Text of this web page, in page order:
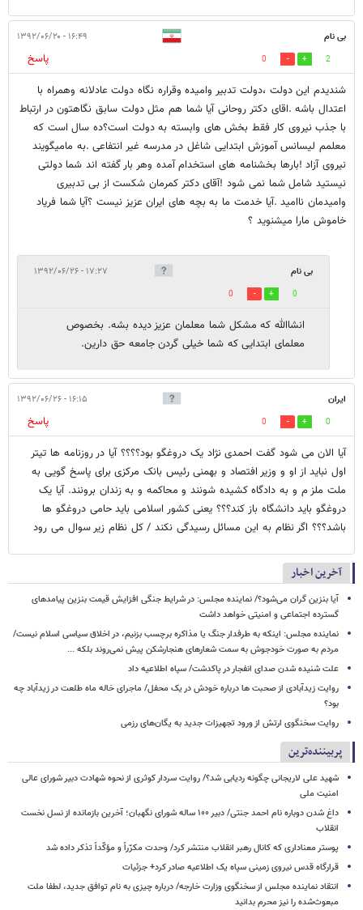
بی نام ۱۶:۴۹ - ۱۳۹۲/۰۶/۲۰
2
0
پاسخ
شندیدم این دولت ،دولت تدبیر وامیده وقراره نگاه دولت عادلانه وهمراه با
اعتدال باشه .اقای دکتر روحانی آیا شما هم مثل دولت سابق نگاهتون در ارتباط
با جذب نیروی کار فقط بخش های وابسته به دولت است؟ده سال است که
معلمم لیسانس آموزش ابتدایی شاغل در مدرسه غیر انتفاعی .به مامیگویند
نیروی آزاد !بارها بخشنامه های استخدام آمده وهر بار گفته اند شما دولتی
نیستید شامل شما نمی شود !آقای دکتر کمرمان شکست از بی تدبیری
وامیدمان ناامید .آیا خدمت ما به بچه های ایران عزیز نیست ؟آیا شما فریاد
خاموش مارا میشنوید ؟
بی نام ۱۷:۲۷ - ۱۳۹۲/۰۶/۲۶
0
0
انشاالله که مشکل شما معلمان عزیز دیده بشه. بخصوص
معلمای ابتدایی که شما خیلی گردن جامعه حق دارین.
ایران ۱۶:۱۵ - ۱۳۹۲/۰۶/۲۶
0
0
پاسخ
آیا الان می شود گفت احمدی نژاد یک دروغگو بود؟؟؟؟ آیا در روزنامه ها تیتر
اول نباید از او و وزیر افتصاد و بهمنی رئیس بانک مرکزی برای پاسخ گویی به
ملت ملز م و به دادگاه کشیده شونند و محاکمه و به زندان برونند. آیا یک
دروغگو باید دانشگاه باز کند؟؟؟ یعنی کشور اسلامی باید حامی دروغگو ها
باشد؟؟؟ اگر نظام به این مسائل رسیدگی نکند / کل نظام زیر سوال می رود
آخرین اخبار
آیا بنزین گران می‌شود؟/ نماینده مجلس: در شرایط جنگی افزایش قیمت بنزین پیامدهای
گسترده اجتماعی و امنیتی خواهد داشت
نماینده مجلس: اینکه به طرفدار جنگ یا مذاکره برچسب بزنیم، در اخلاق سیاسی اسلام نیست/
مردم به صورت خودجوش به سمت شعارهای هنجارشکن پیش نمی‌روند بلکه ...
علت شنیده شدن صدای انفجار در پاکدشت/ سپاه اطلاعیه داد
روایت زیدآبادی از صحبت ها درباره خودش در یک محفل/ ماجرای خاله ماه طلعت در زیدآباد چه
بود؟
روایت سخنگوی ارتش از ورود تجهیزات جدید به یگان‌های رزمی
پربیننده‌ترین
شهید علی لاریجانی چگونه ردیابی شد؟/ روایت سردار کوثری از نحوه شهادت دبیر شورای عالی
امنیت ملی
داغ شدن دوباره نام احمد جنتی/ دبیر ۱۰۰ ساله شورای نگهبان؛ آخرین بازمانده از نسل نخست
انقلاب
پوستر معناداری که کانال رهبر انقلاب منتشر کرد/ وحدت مکرّراً و مؤکّداً تذکر داده شد
قرارگاه قدس نیروی زمینی سپاه یک اطلاعیه صادر کرد+ جزئیات
انتقاد نماینده مجلس از سخنگوی وزارت خارجه/ درباره چیزی به نام توافق جدید، لطفا ملت
مبعوث‌شده را نیز محرم بدانید